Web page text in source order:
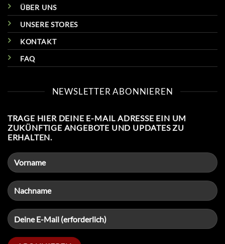
ÜBER UNS
UNSERE STORES
KONTAKT
FAQ
NEWSLETTER ABONNIEREN
TRAGE HIER DEINE E-MAIL ADRESSE EIN UM
ZUKÜNFTIGE ANGEBOTE UND UPDATES ZU
ERHALTEN.